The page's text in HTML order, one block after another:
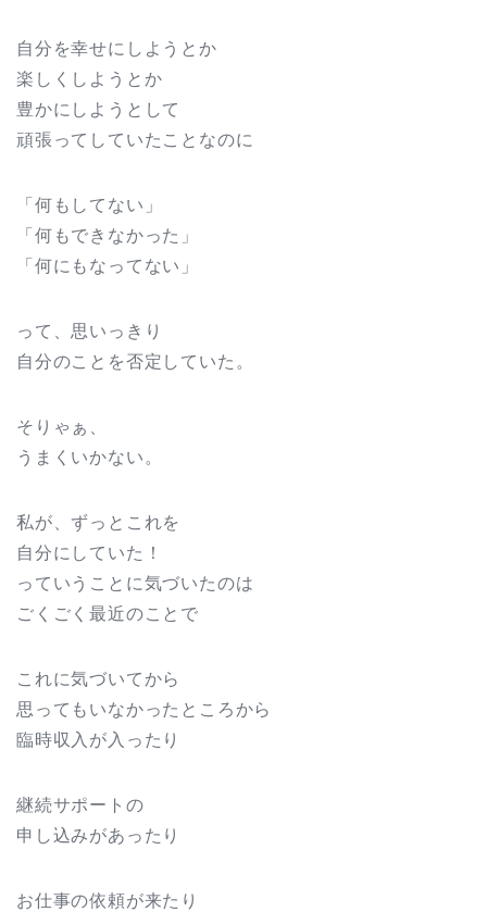
自分を幸せにしようとか
楽しくしようとか
豊かにしようとして
頑張ってしていたことなのに
「何もしてない」
「何もできなかった」
「何にもなってない」
って、思いっきり
自分のことを否定していた。
そりゃぁ、
うまくいかない。
私が、ずっとこれを
自分にしていた！
っていうことに気づいたのは
ごくごく最近のことで
これに気づいてから
思ってもいなかったところから
臨時収入が入ったり
継続サポートの
申し込みがあったり
お仕事の依頼が来たり